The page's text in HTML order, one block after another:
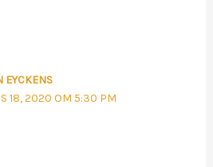
EYCKENS
18, 2020 OM 5:30 PM